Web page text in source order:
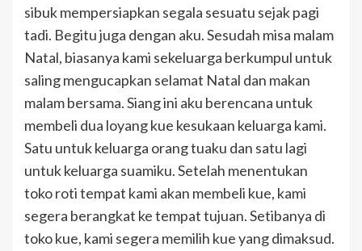
sibuk mempersiapkan segala sesuatu sejak pagi
tadi. Begitu juga dengan aku. Sesudah misa malam
Natal, biasanya kami sekeluarga berkumpul untuk
saling mengucapkan selamat Natal dan makan
malam bersama. Siang ini aku berencana untuk
membeli dua loyang kue kesukaan keluarga kami.
Satu untuk keluarga orang tuaku dan satu lagi
untuk keluarga suamiku. Setelah menentukan
toko roti tempat kami akan membeli kue, kami
segera berangkat ke tempat tujuan. Setibanya di
toko kue, kami segera memilih kue yang dimaksud.